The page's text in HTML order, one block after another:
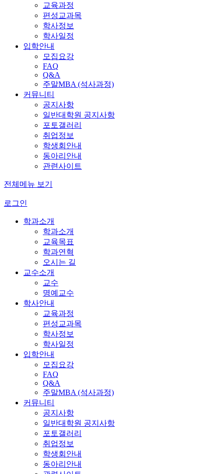
교육과정
편성교과목
학사정보
학사일정
입학안내
모집요강
FAQ
Q&A
주말MBA (석사과정)
커뮤니티
공지사항
일반대학원 공지사항
포토갤러리
취업정보
학생회안내
동아리안내
관련사이트
전체메뉴 보기
로그인
학과소개
학과소개
교육목표
학과연혁
오시는 길
교수소개
교수
명예교수
학사안내
교육과정
편성교과목
학사정보
학사일정
입학안내
모집요강
FAQ
Q&A
주말MBA (석사과정)
커뮤니티
공지사항
일반대학원 공지사항
포토갤러리
취업정보
학생회안내
동아리안내